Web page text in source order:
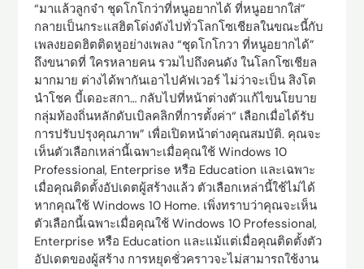
“มาแล้วลูกจ๋า ชุดโกโกว่าที่หนูอยากได้ ที่หนูอยากใส่”
กลายเป็นกระแสฮิตโด่งดังไปทั่วโลกโซเชียลในขณะนี้กับ
เพลงยอดฮิตติดหูอย่างเพลง “ชุดโกโกวา ที่หนูอยากได้”
ถึงขนาดที่ ใครหลายคน รวมไปถึงคนดัง ในโลกโซเชียล
มากมาย ต่างได้พากันเอาไปคัฟเวอร์ ไม่ว่าจะเป็น สิงโต
นำโชค บี้เดอะสกา… กลับไปที่หน้าต่างตัวแก้ไขนโยบาย
กลุ่มท้องถิ่นหลักดับเบิลคลิกที่การตั้งค่า“ เลือกเมื่อได้รับ
การปรับปรุงคุณภาพ” เพื่อเปิดหน้าต่างคุณสมบัติ. คุณจะ
เห็นตัวเลือกเหล่านี้เฉพาะเมื่อคุณใช้ Windows 10
Professional, Enterprise หรือ Education และเฉพาะ
เมื่อคุณติดตั้งอัปเดตผู้สร้างแล้ว ตัวเลือกเหล่านี้ใช้ไม่ได้
หากคุณใช้ Windows 10 Home. เพิ่งทราบว่าคุณจะเห็น
ตัวเลือกนี้เฉพาะเมื่อคุณใช้ Windows 10 Professional,
Enterprise หรือ Education และแม้แต่เมื่อคุณติดตั้งตัว
อัปเดตของผู้สร้าง การหยุดชั่วคราวจะไม่สามารถใช้งาน